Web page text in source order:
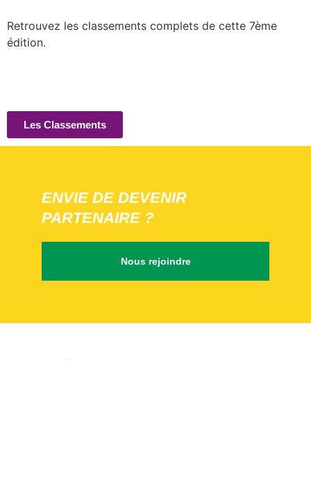
Retrouvez les classements complets de cette 7ème
édition.
Les Classements
ENVIE DE DEVENIR
PARTENAIRE ?
Nous rejoindre